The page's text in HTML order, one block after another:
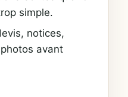
simple.
notices,
avant